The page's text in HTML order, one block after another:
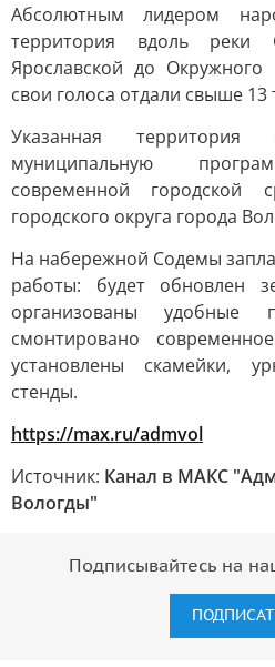
Абсолютным лидером
территория вдоль
Ярославской до
свои голоса отдали свыше
Указанная
муниципальную
современной городской
городского округа города
На набережной Содемы
работы: будет обновлен
организованы удобные
смонтировано
установлены скамейки,
стенды.
https://max.ru/admvol
Источник: Канал в МАКС
Вологды"
Подписывайтесь на